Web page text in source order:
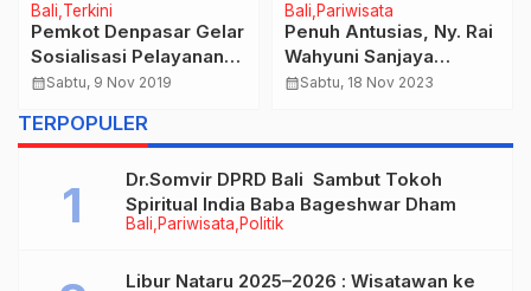
Bali Terkini
Pemkot Denpasar Gelar
Sosialisasi Pelayanan
Publik, Wujudkan Tata
Dukung Percepatan
Reformasi Birokrasi
calendar_monthSabtu, 9 Nov 2019
Bali Pariwisata
Penuh Antusias, Ny. Rai
Wahyuni Sanjaya
Membuka Lomba Gong
calendar_monthSabtu, 18 Nov 2023
TERPOPULER
Bali Pariwisata Politik
Dr.Somvir DPRD Bali Sambut Tokoh
Spiritual India Baba Bageshwar Dham
Libur Nataru 2025–2026 : Wisatawan ke